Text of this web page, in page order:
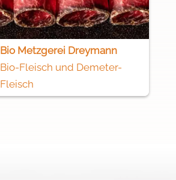
Bio Metzgerei Dreymann
Bio-Fleisch und Demeter-
Fleisch